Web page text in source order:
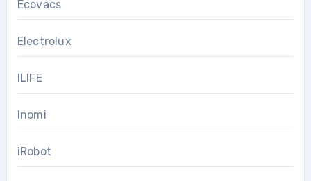
Ecovacs
Electrolux
ILIFE
Inomi
iRobot